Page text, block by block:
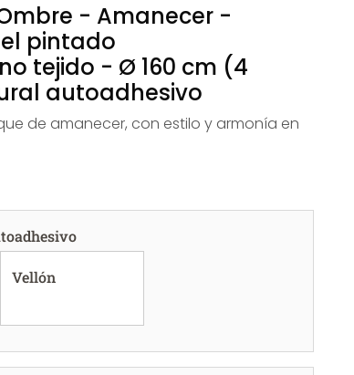
- Amanecer -
pintado
tejido - Ø 160 cm (4
autoadhesivo
de amanecer, con estilo y armonía en
Vellón